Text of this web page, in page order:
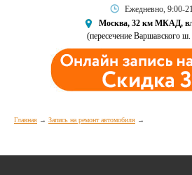
Ежедневно, 9:00-
Москва, 32 км МКАД,
(пересечение Варшавского
Главная Запись на ремонт автомобиля